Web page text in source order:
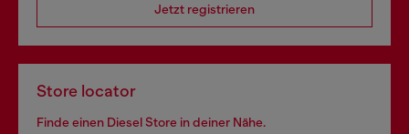
Jetzt registrieren
Store locator
Finde einen Diesel Store in deiner Nähe.